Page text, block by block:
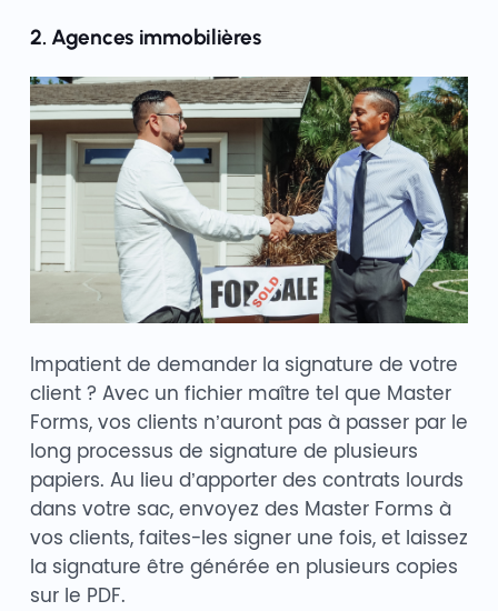
2. Agences immobilières
Impatient de demander la signature de votre
client ? Avec un fichier maître tel que Master
Forms, vos clients n’auront pas à passer par le
long processus de signature de plusieurs
papiers. Au lieu d’apporter des contrats lourds
dans votre sac, envoyez des Master Forms à
vos clients, faites-les signer une fois, et laissez
la signature être générée en plusieurs copies
sur le PDF.